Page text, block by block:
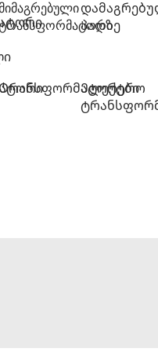
პადზე
Ტრანსფორმატორები
Ელექტრო